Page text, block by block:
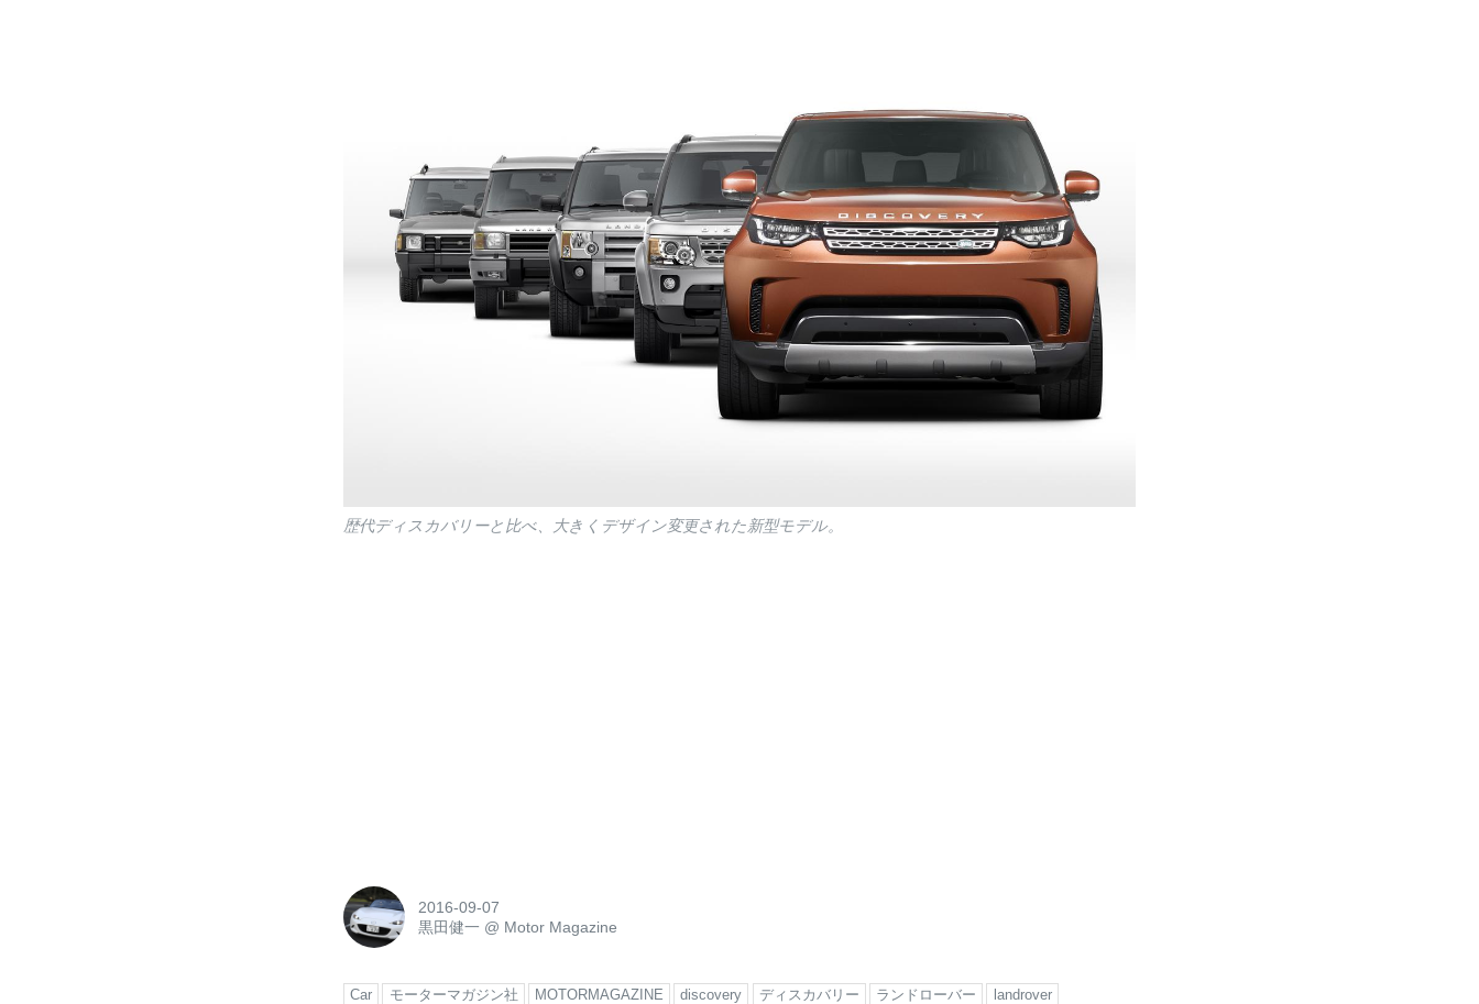
歴代ディスカバリーと比べ、大きくデザイン変更された新型モデル。
2016-09-07
黒田健一 @ Motor Magazine
Car モーターマガジン社 MOTORMAGAZINE discovery ディスカバリー ランドローバー landrover